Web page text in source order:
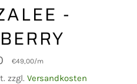
-
€49,00/m
zzgl. Versandkosten